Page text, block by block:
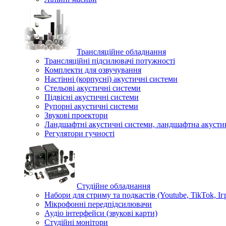
Трансляційне обладнання
Трансляційні підсилювачі потужності
Комплекти для озвучування
Настінні (корпусні) акустичні системи
Стельові акустичні системи
Підвісні акустичні системи
Рупорні акустичні системи
Звукові проектори
Ландшафтні акустичні системи, ландшафтна
Регулятори гучності
Студійне обладнання
Набори для стриму та подкастів (Youtube, TikTok,
Мікрофонні передпідсилювачи
Аудіо інтерфейси (звукові карти)
Студійні монітори